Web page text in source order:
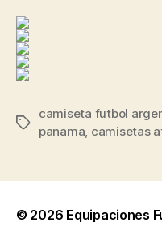
Etiquetas
camiseta futbol
panama camisetas
© 2026 Equipaciones